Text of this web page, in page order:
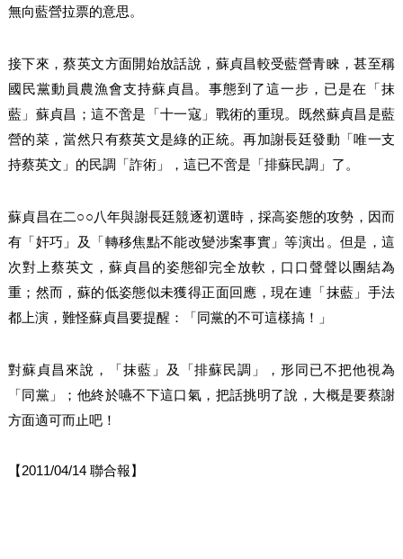
無向藍營拉票的意思。
接下來，蔡英文方面開始放話說，蘇貞昌較受藍營青睞，甚至稱
國民黨動員農漁會支持蘇貞昌。事態到了這一步，已是在「抹
藍」蘇貞昌；這不啻是「十一寇」戰術的重現。既然蘇貞昌是藍
營的菜，當然只有蔡英文是綠的正統。再加謝長廷發動「唯一支
持蔡英文」的民調「詐術」，這已不啻是「排蘇民調」了。
蘇貞昌在二○○八年與謝長廷競逐初選時，採高姿態的攻勢，因而
有「奸巧」及「轉移焦點不能改變涉案事實」等演出。但是，這
次對上蔡英文，蘇貞昌的姿態卻完全放軟，口口聲聲以團結為
重；然而，蘇的低姿態似未獲得正面回應，現在連「抹藍」手法
都上演，難怪蘇貞昌要提醒：「同黨的不可這樣搞！」
對蘇貞昌來說，「抹藍」及「排蘇民調」，形同已不把他視為
「同黨」；他終於嚥不下這口氣，把話挑明了說，大概是要蔡謝
方面適可而止吧！
【2011/04/14 聯合報】